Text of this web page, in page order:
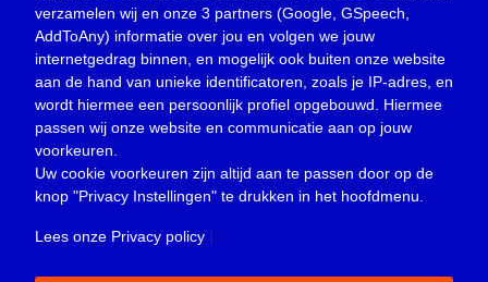
Oproep(734)
Overlijden(39)
Podcast(18)
prijsvraag (5)
Religie (1.438)
Service(226)
verzamelen wij en onze 3 partners (Google, GSpeech,
AddToAny) informatie over jou en volgen we jouw
internetgedrag binnen, en mogelijk ook buiten onze website
aan de hand van unieke identificatoren, zoals je IP-adres, en
wordt hiermee een persoonlijk profiel opgebouwd. Hiermee
passen wij onze website en communicatie aan op jouw
voorkeuren.
Uw cookie voorkeuren zijn altijd aan te passen door op de
knop "Privacy Instellingen" te drukken in het hoofdmenu.
Lees onze Privacy policy |